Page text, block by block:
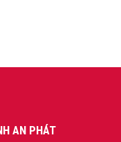
AN PHÁT